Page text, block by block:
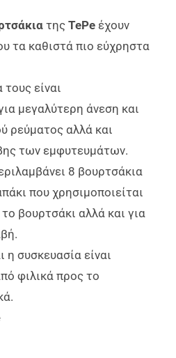
τηςTePe έχουν
τα καθιστά πιο εύχρηστα
είναι
μεγαλύτερη άνεση και
ρεύματος αλλά και
των εμφυτευμάτων.
8 βουρτσάκια
που χρησιμοποιείται
βουρτσάκι αλλά και για
συσκευασία είναι
φιλικά προς το